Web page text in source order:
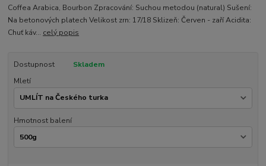
Coffea Arabica, Bourbon Zpracování: Suchou metodou (natural) Sušení:
Na betonových platech Velikost zrn: 17/18 Sklizeň: Červen - zaří Acidita:
Chuť káv... celý popis
Dostupnost
Skladem
Mletí
Hmotnost balení